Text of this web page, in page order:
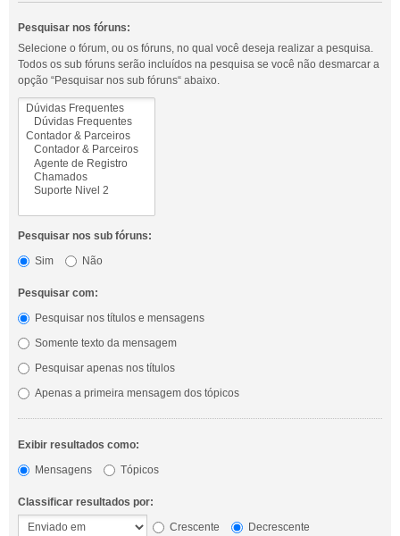
Pesquisar nos fóruns:
Selecione o fórum, ou os fóruns, no qual você deseja realizar a pesquisa.
Todos os sub fóruns serão incluídos na pesquisa se você não desmarcar a
opção “Pesquisar nos sub fóruns“ abaixo.
Pesquisar nos sub fóruns:
Sim
Não
Pesquisar com:
Pesquisar nos títulos e mensagens
Somente texto da mensagem
Pesquisar apenas nos títulos
Apenas a primeira mensagem dos tópicos
Exibir resultados como:
Mensagens
Tópicos
Classificar resultados por:
Crescente
Decrescente